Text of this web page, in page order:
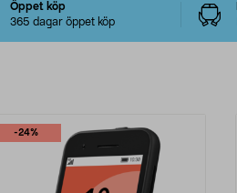
Öppet köp
365 dagar öppet köp
-24%